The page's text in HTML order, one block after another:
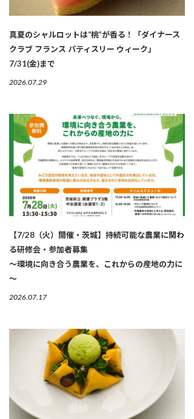
真夏のシャルロットは“桃”が香る！「ダイナース
クラブ フランス パティスリー ウィーク」
7/31(金)まで
2026.07.29
【7/28（火）開催・茨城】持続可能な農業に関わ
る研修会・参加者募集
～環境に向き合う農業を、これからの産地の力に
～
2026.07.17